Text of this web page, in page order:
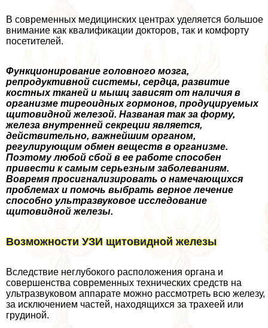
В современных медицинских центрах уделяется большое
внимание как квалификации докторов, так и комфорту
посетителей.
Функционирование головного мозга,
репродуктивной системы, сердца, развитие
костных тканей и мышц зависят от наличия в
организме тиреоидных гормонов, продуцируемых
щитовидной железой. Названая так за форму,
железа внутренней секреции является,
действительно, важнейшим органом,
регулирующим обмен веществ в организме.
Поэтому любой сбой в ее работе способен
привести к самым серьезным заболеваниям.
Вовремя просигнализировать о намечающихся
проблемах и помочь выбрать верное лечение
способно ультразвуковое исследование
щитовидной железы.
Возможности УЗИ щитовидной железы
Вследствие неглубокого расположения органа и
совершенства современных технических средств на
ультразвуковом аппарате можно рассмотреть всю железу,
за исключением частей, находящихся за трахеей или
гpyдиной.